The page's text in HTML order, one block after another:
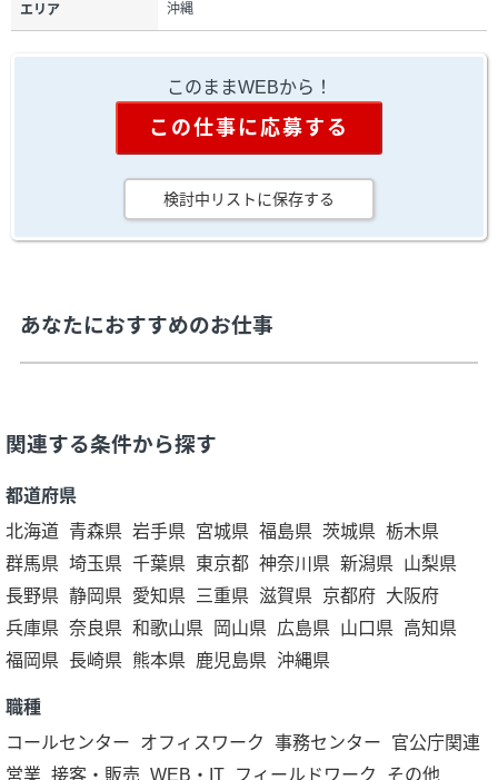
エリア 沖縄
このままWEBから！
この仕事に応募する
検討中リストに保存する
あなたにおすすめのお仕事
関連する条件から探す
都道府県
北海道 青森県 岩手県 宮城県 福島県 茨城県 栃木県
群馬県 埼玉県 千葉県 東京都 神奈川県 新潟県 山梨県
長野県 静岡県 愛知県 三重県 滋賀県 京都府 大阪府
兵庫県 奈良県 和歌山県 岡山県 広島県 山口県 高知県
福岡県 長崎県 熊本県 鹿児島県 沖縄県
職種
コールセンター
オフィスワーク 事務センター
官公庁関連
営業 接客・販売 WEB・IT フィールドワーク その他